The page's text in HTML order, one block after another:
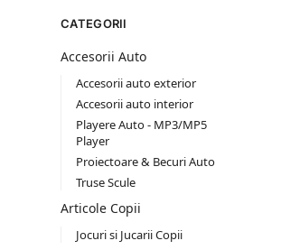
CATEGORII
Accesorii Auto
Accesorii auto exterior
Accesorii auto interior
Playere Auto - MP3/MP5
Player
Proiectoare & Becuri Auto
Truse Scule
Articole Copii
Jocuri si Jucarii Copii